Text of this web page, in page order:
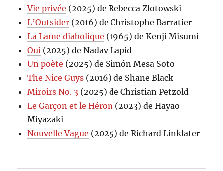
Vie privée (2025) de Rebecca Zlotowski
L’Outsider (2016) de Christophe Barratier
La Lame diabolique (1965) de Kenji Misumi
Oui (2025) de Nadav Lapid
Un poète (2025) de Simón Mesa Soto
The Nice Guys (2016) de Shane Black
Miroirs No. 3 (2025) de Christian Petzold
Le Garçon et le Héron (2023) de Hayao
Miyazaki
Nouvelle Vague (2025) de Richard Linklater